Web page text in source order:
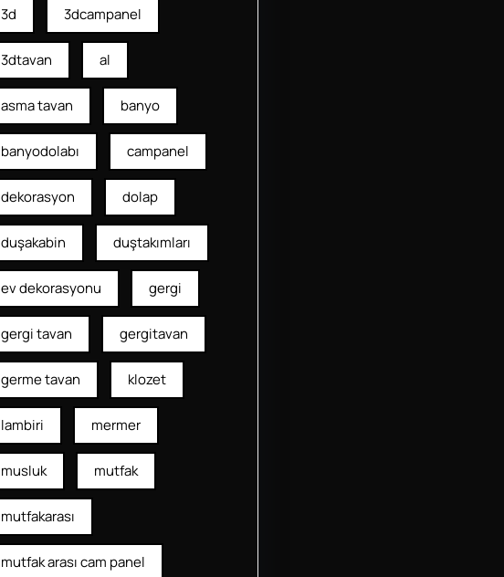
3d 3dcampanel
3dtavan al
asma tavan banyo
banyodolabı campanel
dekorasyon dolap
duşakabin duştakımları
ev dekorasyonu gergi
gergi tavan gergitavan
germe tavan klozet
lambiri mermer
musluk mutfak
mutfakarası
mutfak arası cam panel